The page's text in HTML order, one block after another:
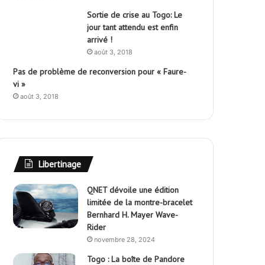
Sortie de crise au Togo: Le
jour tant attendu est enfin
arrivé !
août 3, 2018
Pas de problème de reconversion pour « Faure-
vi »
août 3, 2018
Libertinage
QNET dévoile une édition
limitée de la montre-bracelet
Bernhard H. Mayer Wave-
Rider
novembre 28, 2024
Togo : La boîte de Pandore